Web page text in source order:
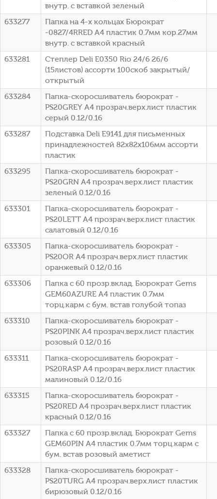
внутр. с вставкой зеленый
633277
Папка на 4-х кольцах Бюрократ
-0827/4RRED A4 пластик 0.7мм кор.27мм
внутр. с вставкой красный
633281
Степлер Deli E0350 Rio 24/6 26/6
(15листов) ассорти 100скоб закрытый/
открытый
633284
Папка-скоросшиватель бюрократ -
PS20GREY A4 прозрач.верх.лист пластик
серый 0.12/0.16
633287
Подставка Deli E9141 для письменных
принадлежностей 82х82х106мм ассорти
пластик
633295
Папка-скоросшиватель бюрократ -
PS20GRN A4 прозрач.верх.лист пластик
зеленый 0.12/0.16
633301
Папка-скоросшиватель бюрократ -
PS20LETT A4 прозрач.верх.лист пластик
салатовый 0.12/0.16
633305
Папка-скоросшиватель бюрократ -
PS20OR A4 прозрач.верх.лист пластик
оранжевый 0.12/0.16
633306
Папка с 60 прозр.вклад. Бюрократ Gems
GEM60AZURE A4 пластик 0.7мм
торц.карм с бум. встав голубой топаз
633310
Папка-скоросшиватель бюрократ -
PS20PINK A4 прозрач.верх.лист пластик
розовый 0.12/0.16
633311
Папка-скоросшиватель бюрократ -
PS20RASP A4 прозрач.верх.лист пластик
малиновый 0.12/0.16
633315
Папка-скоросшиватель бюрократ -
PS20RED A4 прозрач.верх.лист пластик
красный 0.12/0.16
633327
Папка с 60 прозр.вклад. Бюрократ Gems
GEM60PIN A4 пластик 0.7мм торц.карм с
бум. встав розовый аметист
633328
Папка-скоросшиватель бюрократ -
PS20TURG A4 прозрач.верх.лист пластик
бирюзовый 0.12/0.16